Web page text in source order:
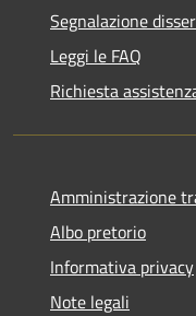
Segnalazione
Leggi le FAQ
Richiesta
Amministrazione
Albo pretorio
Informativa privacy
Note legali